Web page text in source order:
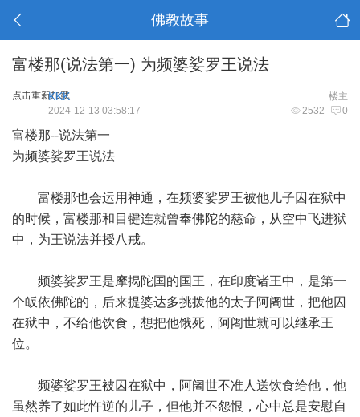
佛教故事
富楼那(说法第一) 为频婆娑罗王说法
点击重新加载 楼主
KKK
2532 0
2024-12-13 03:58:17
富楼那--说法第一
为频婆娑罗王说法
富楼那也会运用神通，在频婆娑罗王被他儿子囚在狱中
的时候，富楼那和目犍连就曾奉佛陀的慈命，从空中飞进狱
中，为王说法并授八戒。
频婆娑罗王是摩揭陀国的国王，在印度诸王中，是第一
个皈依佛陀的，后来提婆达多挑拨他的太子阿阇世，把他囚
在狱中，不给他饮食，想把他饿死，阿阇世就可以继承王
位。
频婆娑罗王被囚在狱中，阿阇世不准人送饮食给他，他
虽然养了如此忤逆的儿子，但他并不怨恨，心中总是安慰自